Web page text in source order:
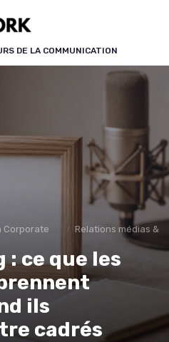
DE LA COMMUNICATION
& Institutionnelle Relations médias &
: ce que les
ils
cadrés